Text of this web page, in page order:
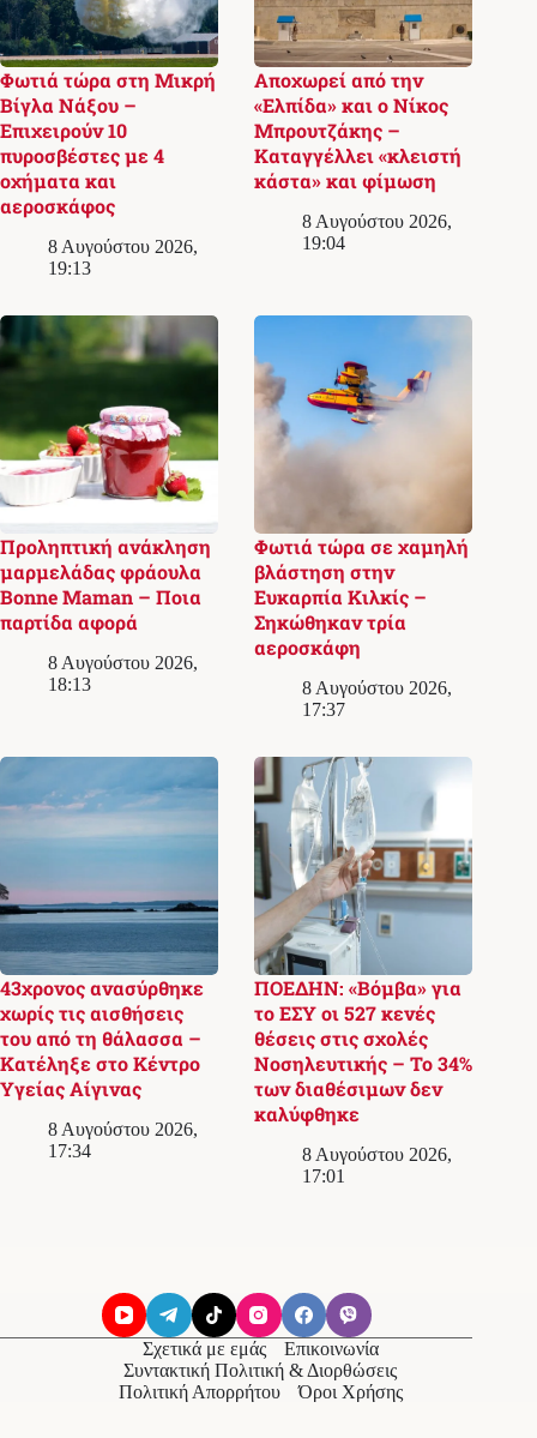
Φωτιά τώρα στη Μικρή
Βίγλα Νάξου –
Επιχειρούν 10
πυροσβέστες με 4
οχήματα και
αεροσκάφος
8 Αυγούστου 2026,
19:13
Αποχωρεί από την
«Ελπίδα» και ο Νίκος
Μπρουτζάκης –
Καταγγέλλει «κλειστή
κάστα» και φίμωση
8 Αυγούστου 2026,
19:04
Προληπτική ανάκληση
μαρμελάδας φράουλα
Bonne Maman – Ποια
παρτίδα αφορά
8 Αυγούστου 2026,
18:13
Φωτιά τώρα σε χαμηλή
βλάστηση στην
Ευκαρπία Κιλκίς –
Σηκώθηκαν τρία
αεροσκάφη
8 Αυγούστου 2026,
17:37
43χρονος ανασύρθηκε
χωρίς τις αισθήσεις
του από τη θάλασσα –
Κατέληξε στο Κέντρο
Υγείας Αίγινας
8 Αυγούστου 2026,
17:34
ΠΟΕΔΗΝ: «Βόμβα» για
το ΕΣΥ οι 527 κενές
θέσεις στις σχολές
Νοσηλευτικής – Το 34%
των διαθέσιμων δεν
καλύφθηκε
8 Αυγούστου 2026,
17:01
Σχετικά με εμάς
Επικοινωνία
Συντακτική Πολιτική & Διορθώσεις
Πολιτική Απορρήτου
Όροι Χρήσης